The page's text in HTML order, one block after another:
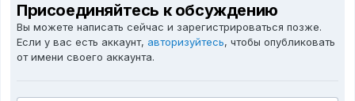
Присоединяйтесь к обсуждению
Вы можете написать сейчас и зарегистрироваться позже.
Если у вас есть аккаунт, авторизуйтесь, чтобы опубликовать
от имени своего аккаунта.